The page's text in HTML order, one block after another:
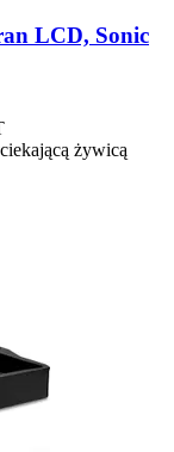
LCD, Sonic
żywicą